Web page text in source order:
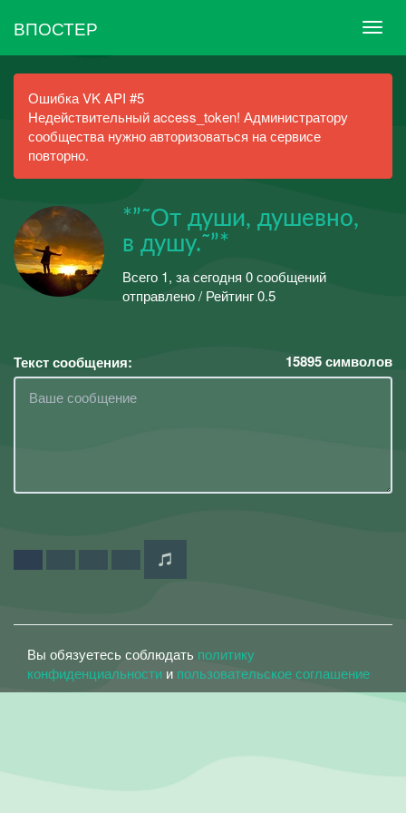
ВПОСТЕР
Ошибка VK API #5
Недействительный access_token! Администратору
сообщества нужно авторизоваться на сервисе
повторно.
*”˜От души, душевно,
в душу.˜”*
Всего 1, за сегодня 0 сообщений
отправлено / Рейтинг 0.5
Текст сообщения: 15895символов
Вы обязуетесь соблюдать политику
конфиденциальности и пользовательское соглашение